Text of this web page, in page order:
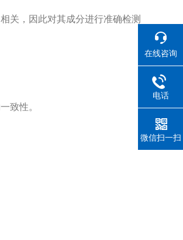
关，因此对其成分进行准确检测
致性。
在线咨询
电话
微信扫一扫